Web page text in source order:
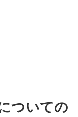
ついての